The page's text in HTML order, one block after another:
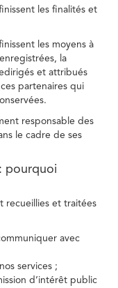
les finalités et
les moyens à
la
et attribués
partenaires qui
responsable des
le cadre de ses
pourquoi
recueillies et traitées
avec
services ;
d’intérêt public